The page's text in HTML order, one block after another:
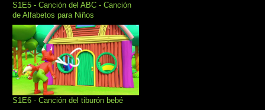
S1E5 - Canción del ABC - Canción
de Alfabetos para Niños
S1E6 - Canción del tiburón bebé